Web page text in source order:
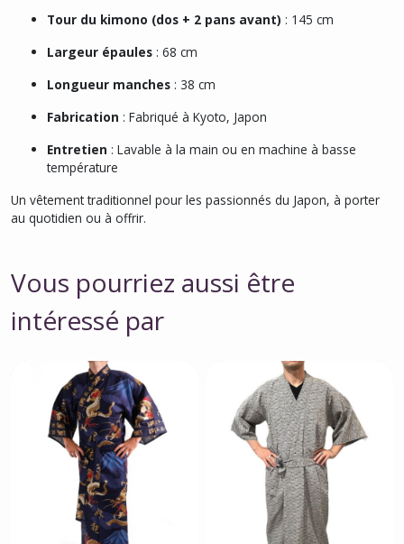
Tour du kimono (dos + 2 pans avant) : 145 cm
Largeur épaules : 68 cm
Longueur manches : 38 cm
Fabrication : Fabriqué à Kyoto, Japon
Entretien : Lavable à la main ou en machine à basse
température
Un vêtement traditionnel pour les passionnés du Japon, à porter
au quotidien ou à offrir.
Vous pourriez aussi être
intéressé par